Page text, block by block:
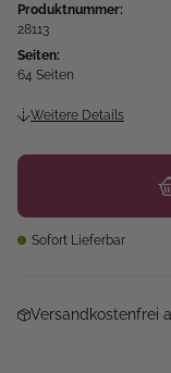
Produktnummer:
28113
Seiten:
64 Seiten
Weitere Details
Sofort Lieferbar
Versandkostenfrei